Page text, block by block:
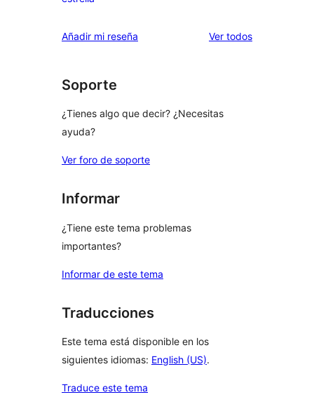
estrellas
de
Añadir mi reseña Ver todoslos
Soporte
¿Tienes algo que decir? ¿Necesitas
ayuda?
Ver foro de soporte
Informar
¿Tiene este tema problemas
importantes?
Informar de este tema
Traducciones
Este tema está disponible en los
siguientes idiomas: English (US).
Traduce este tema